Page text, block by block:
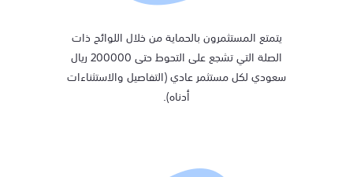
يتمتع المستثمرون بالحماية من خلال اللوائح ذات
الصلة التي تشجع على التحوط حتى 200000 ريال
سعودي لكل مستثمر عادي (التفاصيل والاستثناءات
أدناه).